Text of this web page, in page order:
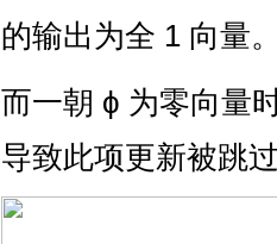
的输出为全 1 向量
而一朝 ϕ 为零向量
导致此项更新被跳